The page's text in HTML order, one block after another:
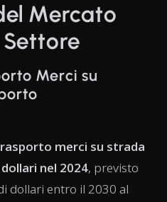
Mercato
Merci su
merci su strada
nel 2024, previsto
dollari entro il 2030 al